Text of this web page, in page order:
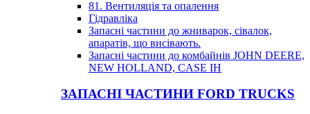
81. Вентиляція та опалення
Гідравліка
Запасні частини до жниварок, сівалок,
апаратів, що висівають.
Запасні частини до комбайнів JOHN DEERE,
NEW HOLLAND, CASE IH
ЗАПАСНІ ЧАСТИНИ FORD TRUCKS